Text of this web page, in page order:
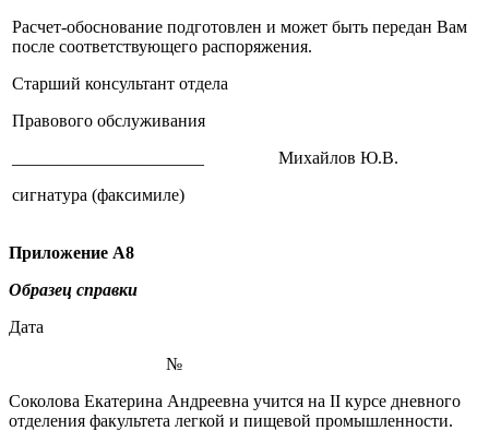
Расчет-обоснование подготовлен и может быть передан Вам
после соответствующего распоряжения.
Старший консультант отдела
Правового обслуживания
______________________ Михайлов Ю.В.
сигнатура (факсимиле)
Приложение А8
Образец справки
Дата
№
Соколова Екатерина Андреевна учится на II курсе дневного
отделения факультета легкой и пищевой промышленности.